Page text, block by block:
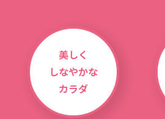
美しく
しなやかな
カラダ